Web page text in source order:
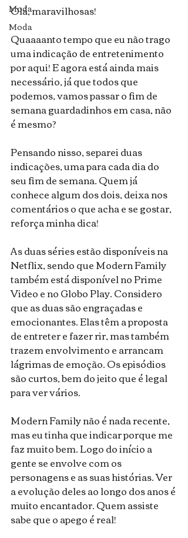
Moda
Moda
Olá, maravilhosas!
Quaaaanto tempo que eu não trago
uma indicação de entretenimento
por aqui! E agora está ainda mais
necessário, já que todos que
podemos, vamos passar o fim de
semana guardadinhos em casa, não
é mesmo?
Pensando nisso, separei duas
indicações, uma para cada dia do
seu fim de semana. Quem já
conhece algum dos dois, deixa nos
comentários o que acha e se gostar,
reforça minha dica!
As duas séries estão disponíveis na
Netflix, sendo que Modern Family
também está disponível no Prime
Video e no Globo Play. Considero
que as duas são engraçadas e
emocionantes. Elas têm a proposta
de entreter e fazer rir, mas também
trazem envolvimento e arrancam
lágrimas de emoção. Os episódios
são curtos, bem do jeito que é legal
para ver vários.
Modern Family não é nada recente,
mas eu tinha que indicar porque me
faz muito bem. Logo do início a
gente se envolve com os
personagens e as suas histórias. Ver
a evolução deles ao longo dos anos é
muito encantador. Quem assiste
sabe que o apego é real!